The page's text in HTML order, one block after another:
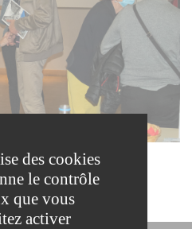
des cookies
le contrôle
que vous
activer